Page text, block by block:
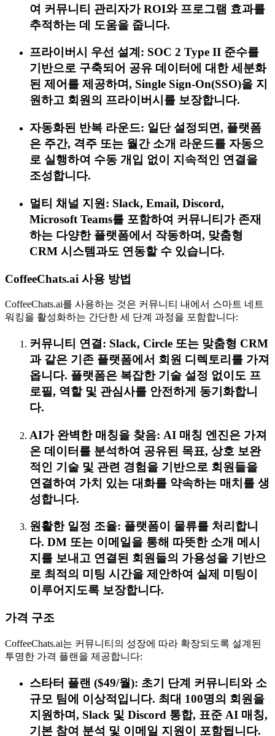
여 커뮤니티 관리자가 ROI와 프로그램 효과를
추적하는 데 도움을 줍니다.
프라이버시 우선 설계: SOC 2 Type II 준수를
기반으로 구축되어 공유 데이터에 대한 세분화
된 제어를 제공하며, Single Sign-On(SSO)을 지
원하고 회원의 프라이버시를 보장합니다.
자동화된 반복 라운드: 일단 설정되면, 플랫폼
은 주간, 격주 또는 월간 소개 라운드를 자동으
로 실행하여 수동 개입 없이 지속적인 연결을
조성합니다.
멀티 채널 지원: Slack, Email, Discord,
Microsoft Teams를 포함하여 커뮤니티가 존재
하는 다양한 플랫폼에서 작동하며, 맞춤형
CRM 시스템과도 연동할 수 있습니다.
CoffeeChats.ai 사용 방법
CoffeeChats.ai를 사용하는 것은 커뮤니티 내에서 스마트 네트
워킹을 활성화하는 간단한 세 단계 과정을 포함합니다:
커뮤니티 연결: Slack, Circle 또는 맞춤형 CRM
과 같은 기존 플랫폼에서 회원 디렉토리를 가져
옵니다. 플랫폼은 복잡한 기술 설정 없이도 프
로필, 역할 및 관심사를 안전하게 동기화합니
다.
AI가 완벽한 매칭을 찾음: AI 매칭 엔진은 가져
온 데이터를 분석하여 공유된 목표, 상호 보완
적인 기술 및 관련 경험을 기반으로 회원들을
연결하여 가치 있는 대화를 약속하는 매치를 생
성합니다.
원활한 일정 조율: 플랫폼이 물류를 처리합니
다. DM 또는 이메일을 통해 따뜻한 소개 메시
지를 보내고 연결된 회원들의 가용성을 기반으
로 최적의 미팅 시간을 제안하여 실제 미팅이
이루어지도록 보장합니다.
가격 구조
CoffeeChats.ai는 커뮤니티의 성장에 따라 확장되도록 설계된
투명한 가격 플랜을 제공합니다:
스타터 플랜 ($49/월): 초기 단계 커뮤니티와 소
규모 팀에 이상적입니다. 최대 100명의 회원을
지원하며, Slack 및 Discord 통합, 표준 AI 매칭,
기본 참여 분석 및 이메일 지원이 포함됩니다.